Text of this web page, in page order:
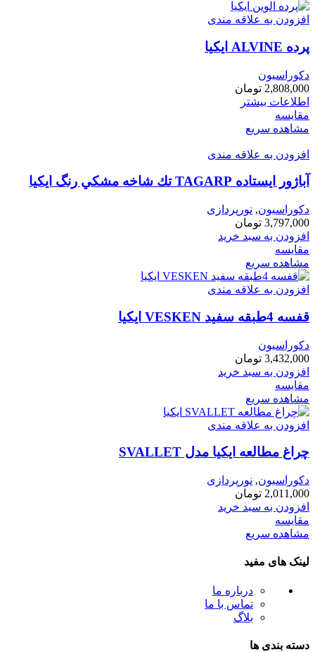
افزودن به علاقه مندی
پرده ALVINE ايكيا
دکوراسیون
2,808,000 تومان
اطلاعات بیشتر
مقایسه
مشاهده سریع
افزودن به علاقه مندی
آباژور ايستاده TAGARP تك شاخه مشكي رنگ ايكيا
دکوراسیون, نورپردازی
3,797,000 تومان
افزودن به سبد خرید
مقایسه
مشاهده سریع
افزودن به علاقه مندی
قفسه 4طبقه سفيد VESKEN ايكيا
دکوراسیون
3,432,000 تومان
افزودن به سبد خرید
مقایسه
مشاهده سریع
افزودن به علاقه مندی
چراغ مطالعه ایکیا مدل SVALLET
دکوراسیون, نورپردازی
2,011,000 تومان
افزودن به سبد خرید
مقایسه
مشاهده سریع
لینک های مفید
درباره ما
تماس با ما
بلاگ
دسته بندی ها